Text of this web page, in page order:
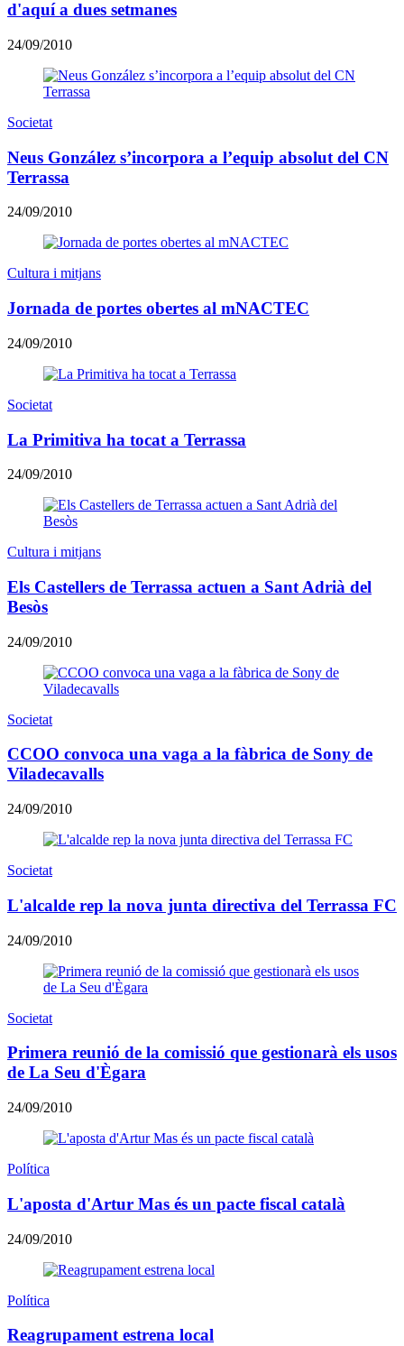
d'aquí a dues setmanes
24/09/2010
Societat
Neus González s’incorpora a l’equip absolut del CN
Terrassa
24/09/2010
Cultura i mitjans
Jornada de portes obertes al mNACTEC
24/09/2010
Societat
La Primitiva ha tocat a Terrassa
24/09/2010
Cultura i mitjans
Els Castellers de Terrassa actuen a Sant Adrià del
Besòs
24/09/2010
Societat
CCOO convoca una vaga a la fàbrica de Sony de
Viladecavalls
24/09/2010
Societat
L'alcalde rep la nova junta directiva del Terrassa FC
24/09/2010
Societat
Primera reunió de la comissió que gestionarà els usos
de La Seu d'Ègara
24/09/2010
Política
L'aposta d'Artur Mas és un pacte fiscal català
24/09/2010
Política
Reagrupament estrena local